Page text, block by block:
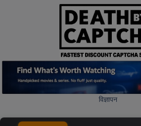
विज्ञापन